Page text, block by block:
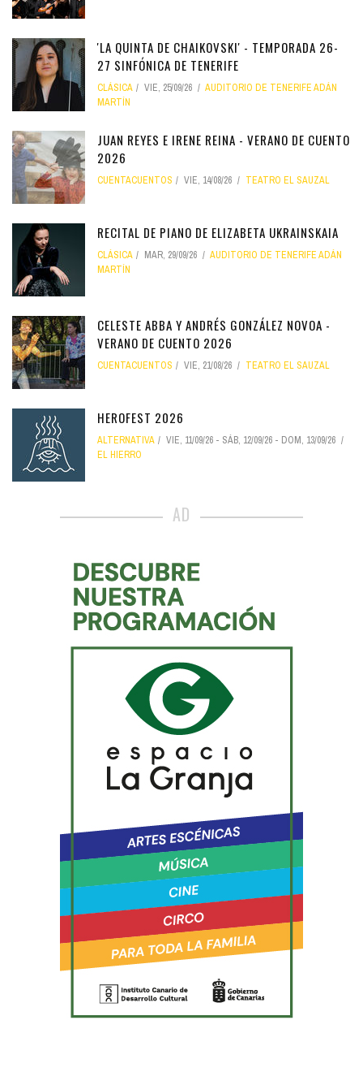
'LA QUINTA DE CHAIKOVSKI' - TEMPORADA 26-
27 SINFÓNICA DE TENERIFE
CLÁSICA VIE, 25/09/26
AUDITORIO DE TENERIFE ADÁN
MARTÍN
JUAN REYES E IRENE REINA - VERANO DE CUENTO
2026
CUENTACUENTOS VIE, 14/08/26 TEATRO EL SAUZAL
RECITAL DE PIANO DE ELIZABETA UKRAINSKAIA
CLÁSICA MAR, 29/09/26
AUDITORIO DE TENERIFE ADÁN
MARTÍN
CELESTE ABBA Y ANDRÉS GONZÁLEZ NOVOA -
VERANO DE CUENTO 2026
CUENTACUENTOS VIE, 21/08/26 TEATRO EL SAUZAL
HEROFEST 2026
ALTERNATIVA VIE, 11/09/26 - SÁB, 12/09/26 - DOM, 13/09/26
EL HIERRO
AD